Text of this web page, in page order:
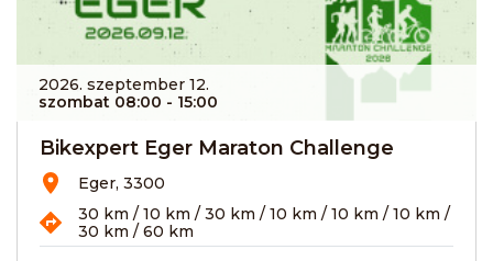
2026. szeptember 12.
szombat 08:00 - 15:00
Bikexpert Eger Maraton Challenge
Eger, 3300
30 km / 10 km / 30 km / 10 km / 10 km / 10 km /
30 km / 60 km